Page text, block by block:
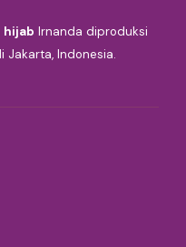
hijab Irnanda diproduksi
Jakarta, Indonesia.